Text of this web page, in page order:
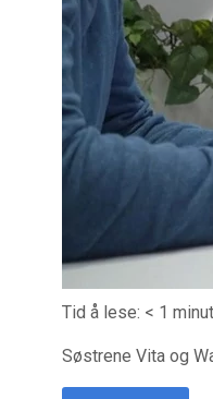
Tid å lese: < 1
Søstrene Vita og